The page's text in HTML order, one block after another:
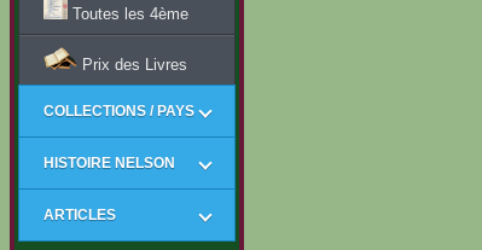
Toutes les 4ème
Prix des Livres
COLLECTIONS / PAYS
HISTOIRE NELSON
ARTICLES